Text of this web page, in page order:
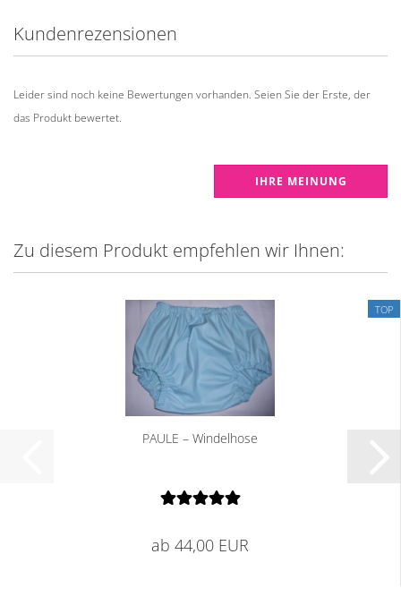
Kundenrezensionen
Leider sind noch keine Bewertungen vorhanden. Seien Sie der Erste, der
das Produkt bewertet.
IHRE MEINUNG
Zu diesem Produkt empfehlen wir Ihnen:
TOP
PAULE – Windelhose
ab 44,00 EUR